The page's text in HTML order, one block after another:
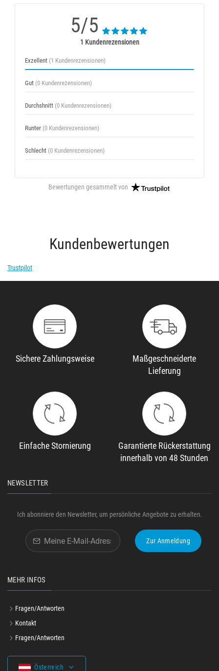
5/5
1 Kundenrezensionen
Exzellent (1 Kundenrezensionen)
Gut (0 Kundenrezensionen)
Durchshnitt (0 Kundenrezensionen)
Runter (0 Kundenrezensionen)
Schlecht (0 Kundenrezensionen)
Bewertungen gesammelt von
Kundenbewertungen
Trustpilot
Sichere Zahlungsweise
Maßgeschneiderte
Lieferung
Einfache Stornierung
Garantierte Rückerstattung
innerhalb von 48 Stunden
NEWSLETTER
Ich abonniere den Newsletter, um persönliche Angebote zu erhalten.
Zur Anmeldung
MEHR INFOS
Fragen/Antworten
Kontakt
Fragen/Antworten
Österreich